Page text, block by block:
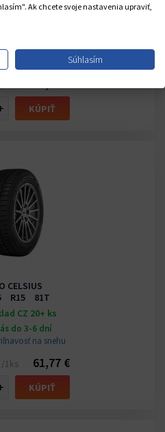
CELSIUS
do 8-10 dní
KÚPIŤ
CELSIUS
R15 81T
CZ 20+ ks
do 3-6 dní
na snehu
/1ks
61,77 €
KÚPIŤ
Ak chcete svoje nastavenia upraviť,
Súhlasím